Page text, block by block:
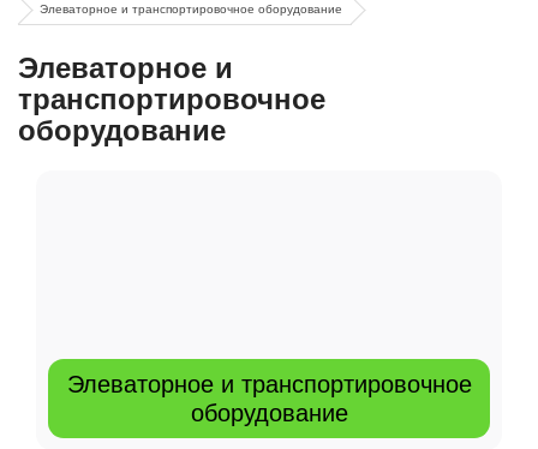
Элеваторное и транспортировочное оборудование
Элеваторное и
транспортировочное
оборудование
Элеваторное и транспортировочное
оборудование